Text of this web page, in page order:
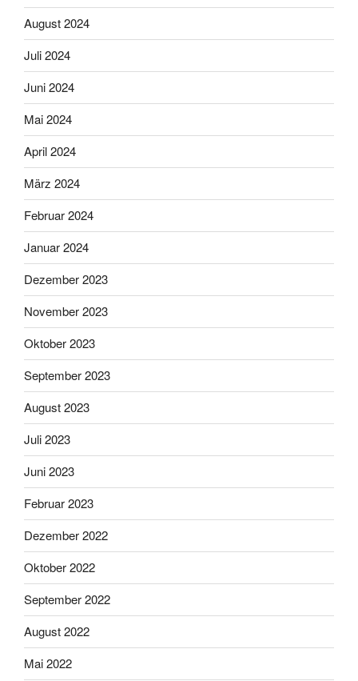
August 2024
Juli 2024
Juni 2024
Mai 2024
April 2024
März 2024
Februar 2024
Januar 2024
Dezember 2023
November 2023
Oktober 2023
September 2023
August 2023
Juli 2023
Juni 2023
Februar 2023
Dezember 2022
Oktober 2022
September 2022
August 2022
Mai 2022